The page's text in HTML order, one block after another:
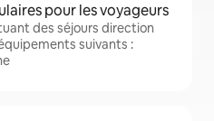
pour les voyageurs
des séjours direction
suivants :